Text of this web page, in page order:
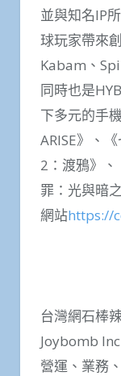
並與知名IP
球玩家帶來
Kabam、
同時也是
下多元的手
ARISE》、
2：渡鴉》、
罪：光與暗
網站https://
台灣網石棒
Joybomb
營運、業務